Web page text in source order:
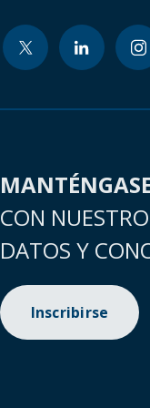
CON
DATOS Y
Inscribirse